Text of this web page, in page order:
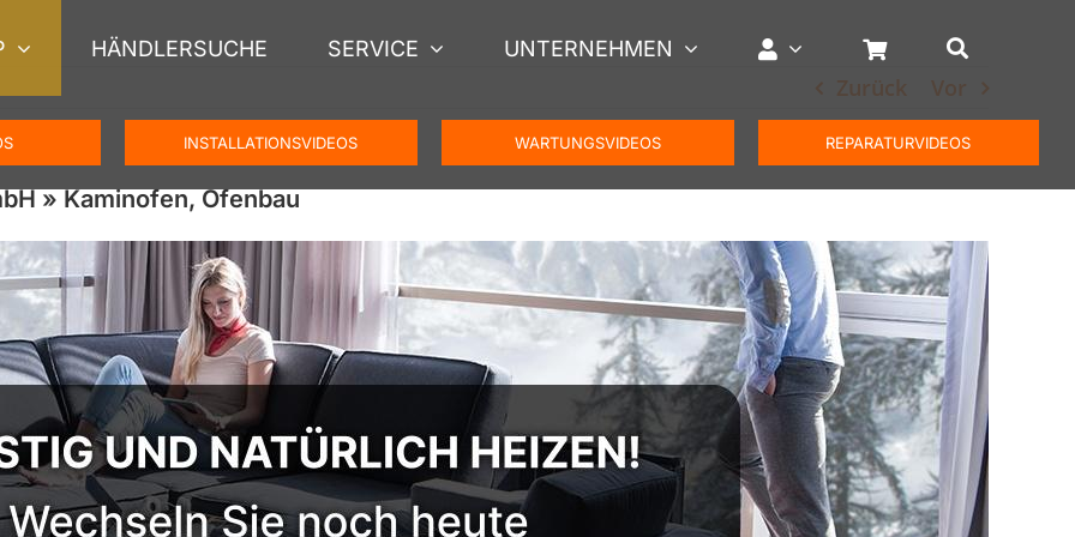
HÄNDLERSUCHE SERVICE UNTERNEHMEN
INSTALLATIONSVIDEOS WARTUNGSVIDEOS REPARATURVIDEOS
Zurück Vor
» Kaminofen, Ofenbau